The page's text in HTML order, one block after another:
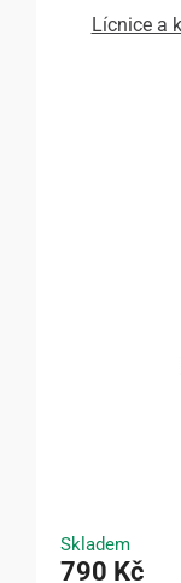
Lícnice a
Skladem
790 Kč